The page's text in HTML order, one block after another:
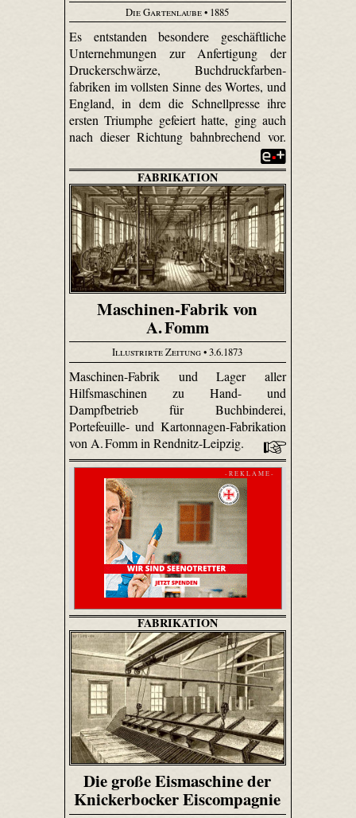
Die Gartenlaube• 1885
Es entstanden besondere geschäftliche
Unternehmungen zur Anfertigung der
Druckerschwärze, Buch­druck­farben­
fabriken im vollsten Sinne des Wortes, und
England, in dem die Schnellpresse ihre
ersten Triumphe gefeiert hatte, ging auch
nach dieser Richtung bahnbrechend vor.
FABRIKATION
Maschinen-Fabrik von
A. Fomm
Illustrirte Zeitung• 3.6.1873
Maschinen-Fabrik und Lager aller
Hilfsmaschinen zu Hand- und
Dampfbetrieb für Buchbinderei,
Portefeuille- und Kartonnagen-Fabrikation
von A. Fomm in Rendnitz-Leipzig.
- R E K L A M E -
FABRIKATION
Die große Eismaschine der
Knickerbocker Eiscompagnie